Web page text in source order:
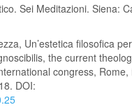
Sei Meditazioni. Siena:
Un’estetica filosofica
the current
congress,
DOI: